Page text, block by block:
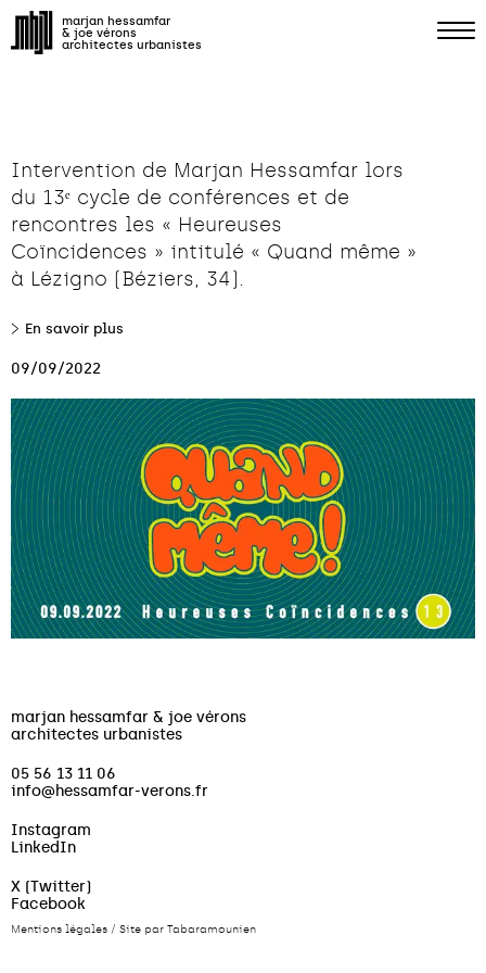
marjan hessamfar
& joe vérons
architectes urbanistes
Intervention de Marjan Hessamfar lors
du 13ᵉ cycle de conférences et de
rencontres les « Heureuses
Coïncidences » intitulé « Quand même »
à Lézigno (Béziers, 34).
En savoir plus
09/09/2022
marjan hessamfar & joe vérons
architectes urbanistes
05 56 13 11 06
info@hessamfar-verons.fr
Instagram
LinkedIn
X (Twitter)
Facebook
Mentions légales / Site par Tabaramounien